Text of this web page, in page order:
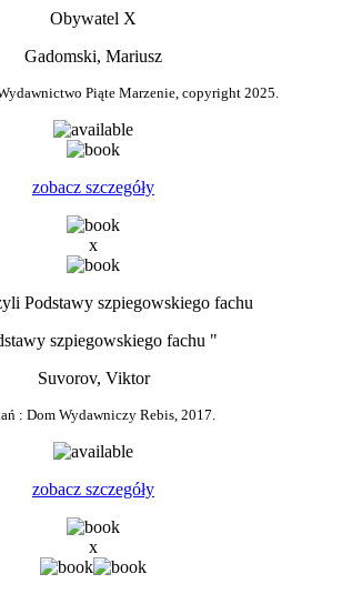
Obywatel X
Gadomski, Mariusz
Piąte Marzenie, copyright 2025.
zobacz szczegóły
x
Podstawy szpiegowskiego fachu
szpiegowskiego fachu "
Suvorov, Viktor
: Dom Wydawniczy Rebis, 2017.
zobacz szczegóły
x